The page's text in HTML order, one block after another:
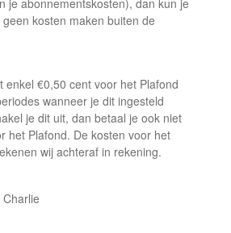
je abonnementskosten), dan kun je
geen kosten maken buiten de
enkel €0,50 cent voor het Plafond
wanneer je dit ingesteld
je dit uit, dan betaal je ook niet
het Plafond. De kosten voor het
wij achteraf in rekening.